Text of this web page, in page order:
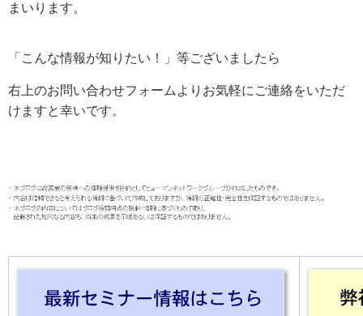
まいります。
「こんな情報が知りたい！」等ございましたら
右上のお問い合わせフォームよりお気軽にご連絡をいただ
けますと幸いです。